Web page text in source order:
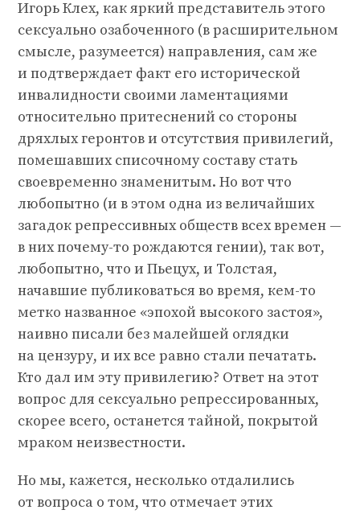
Игорь Клех, как яркий представитель этого
сексуально озабоченного (в расширительном
смысле, разумеется) направления, сам же
и подтверждает факт его исторической
инвалидности своими ламентациями
относительно притеснений со стороны
дряхлых геронтов и отсутствия привилегий,
помешавших списочному составу стать
своевременно знаменитым. Но вот что
любопытно (и в этом одна из величайших
загадок репрессивных обществ всех времен —
в них почему-то рождаются гении), так вот,
любопытно, что и Пьецух, и Толстая,
начавшие публиковаться во время, кем-то
метко названное «эпохой высокого застоя»,
наивно писали без малейшей оглядки
на цензуру, и их все равно стали печатать.
Кто дал им эту привилегию? Ответ на этот
вопрос для сексуально репрессированных,
скорее всего, останется тайной, покрытой
мраком неизвестности.
Но мы, кажется, несколько отдалились
от вопроса о том, что отмечает этих